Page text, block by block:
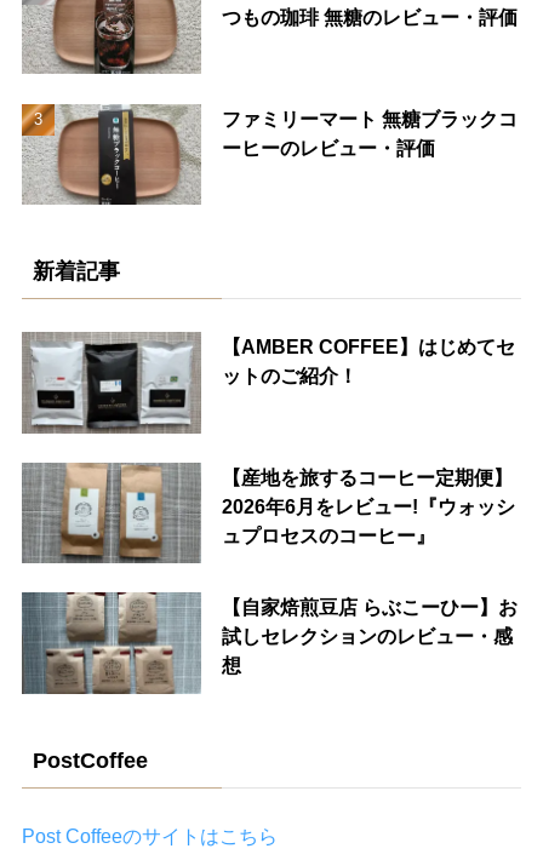
つもの珈琲 無糖のレビュー・評価
ファミリーマート 無糖ブラックコ
ーヒーのレビュー・評価
新着記事
【AMBER COFFEE】はじめてセ
ットのご紹介！
【産地を旅するコーヒー定期便】
2026年6月をレビュー!『ウォッシ
ュプロセスのコーヒー』
【自家焙煎豆店 らぶこーひー】お
試しセレクションのレビュー・感
想
PostCoffee
Post Coffeeのサイトはこちら